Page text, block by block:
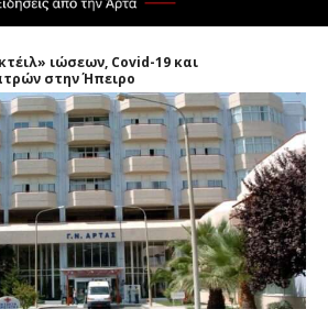
ιώσεων, Covid-19 και
στην Ήπειρο